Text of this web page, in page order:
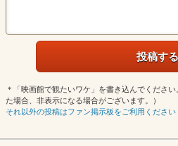
＊「映画館で観たいワケ」を書き込んでくださ
た場合、非表示になる場合がございます。）
それ以外の投稿はファン掲示板をご利用ください